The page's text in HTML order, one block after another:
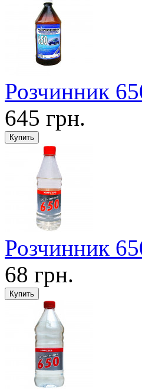
Розчинник
645 грн.
Розчинник
68 грн.